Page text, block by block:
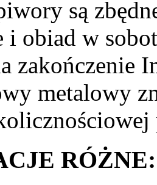
są
i obiad w
zakończenie
metalowy
RÓŻNE: